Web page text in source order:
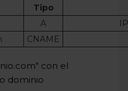
Tipo
A
CNAME
con el
dominio